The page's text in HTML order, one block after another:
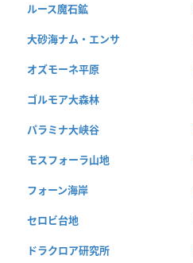
ルース魔石鉱
大砂海ナム・エンサ
オズモーネ平原
ゴルモア大森林
パラミナ大峡谷
モスフォーラ山地
フォーン海岸
セロビ台地
ドラクロア研究所